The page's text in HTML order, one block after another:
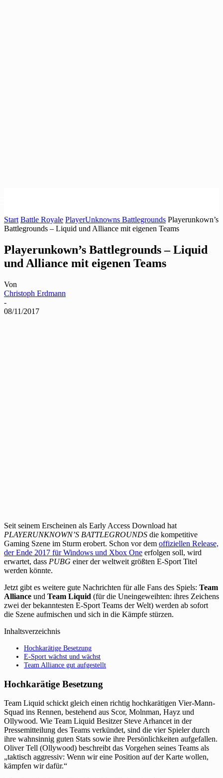
Start Battle Royale PlayerUnknowns Battlegrounds Playerunkown’s
Battlegrounds – Liquid und Alliance mit eigenen Teams
Playerunkown’s Battlegrounds – Liquid
und Alliance mit eigenen Teams
Von
Christoph Erdmann
-
08/11/2017
Seit seinem Erscheinen als Early Access Download hat
PLAYERUNKNOWN’S BATTLEGROUNDS die kompetitive
Gaming Szene im Sturm erobert. Schon vor dem offiziellen Release,
der Ende 2017 für Windows und Xbox One erfolgen soll, wird
erwartet, dass PUBG einer der weltweit größten E-Sport Titel
werden könnte.
Jetzt gibt es weitere gute Nachrichten für alle Fans des Spiels: Team
Alliance und Team Liquid (für die Uneingeweihten: ihres Zeichens
zwei der bekanntesten E-Sport Teams der Welt) werden ab sofort
die Szene aufmischen und sich in die Kämpfe stürzen.
Inhaltsverzeichnis
Hochkarätige Besetzung
E-Sport wächst und wächst
Team Alliance gut aufgestellt
Hochkarätige Besetzung
Team Liquid schickt gleich einen richtig hochkarätigen Vier-Mann-
Squad ins Rennen, bestehend aus Scor, Molnman, Hayz und
Ollywood. Wie Team Liquid Besitzer Steve Arhancet in der
Pressemitteilung des Teams verkündet, sind die vier Spieler durch
ihre wahnsinnig guten Stats sowie ihre Persönlichkeiten aufgefallen.
Oliver Tell (Ollywood) beschreibt das Vorgehen seines Teams als
„taktisch aggressiv: Wenn wir eine Position auf der Karte wollen,
kämpfen wir dafür.“